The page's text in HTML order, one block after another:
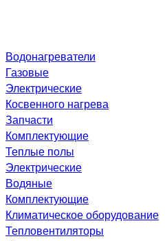
Водонагреватели
Газовые
Электрические
Косвенного нагрева
Запчасти
Комплектующие
Теплые полы
Электрические
Водяные
Комплектующие
Климатическое оборудование
Тепловентиляторы